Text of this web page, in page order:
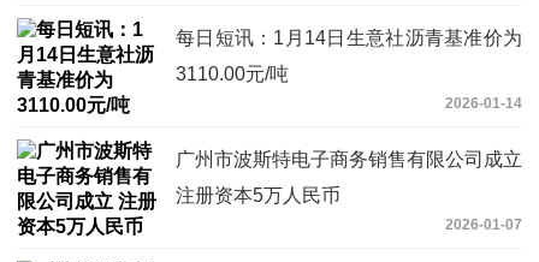
每日短讯：1月14日生意社沥青基准价为
3110.00元/吨
2026-01-14
广州市波斯特电子商务销售有限公司成立
注册资本5万人民币
2026-01-07